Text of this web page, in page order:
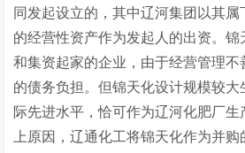
同发起设立的，其中辽河集团以其
的经营性资产作为发起人的出资。
和集资起家的企业，由于经营管理不
的债务负担。但锦天化设计规模较大
际先进水平，恰可作为辽河化肥厂生
上原因，辽通化工将锦天化作为并